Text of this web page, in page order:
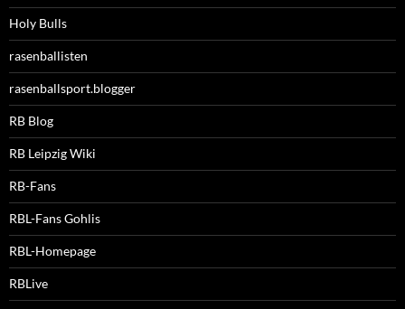
Holy Bulls
rasenballisten
rasenballsport.blogger
RB Blog
RB Leipzig Wiki
RB-Fans
RBL-Fans Gohlis
RBL-Homepage
RBLive